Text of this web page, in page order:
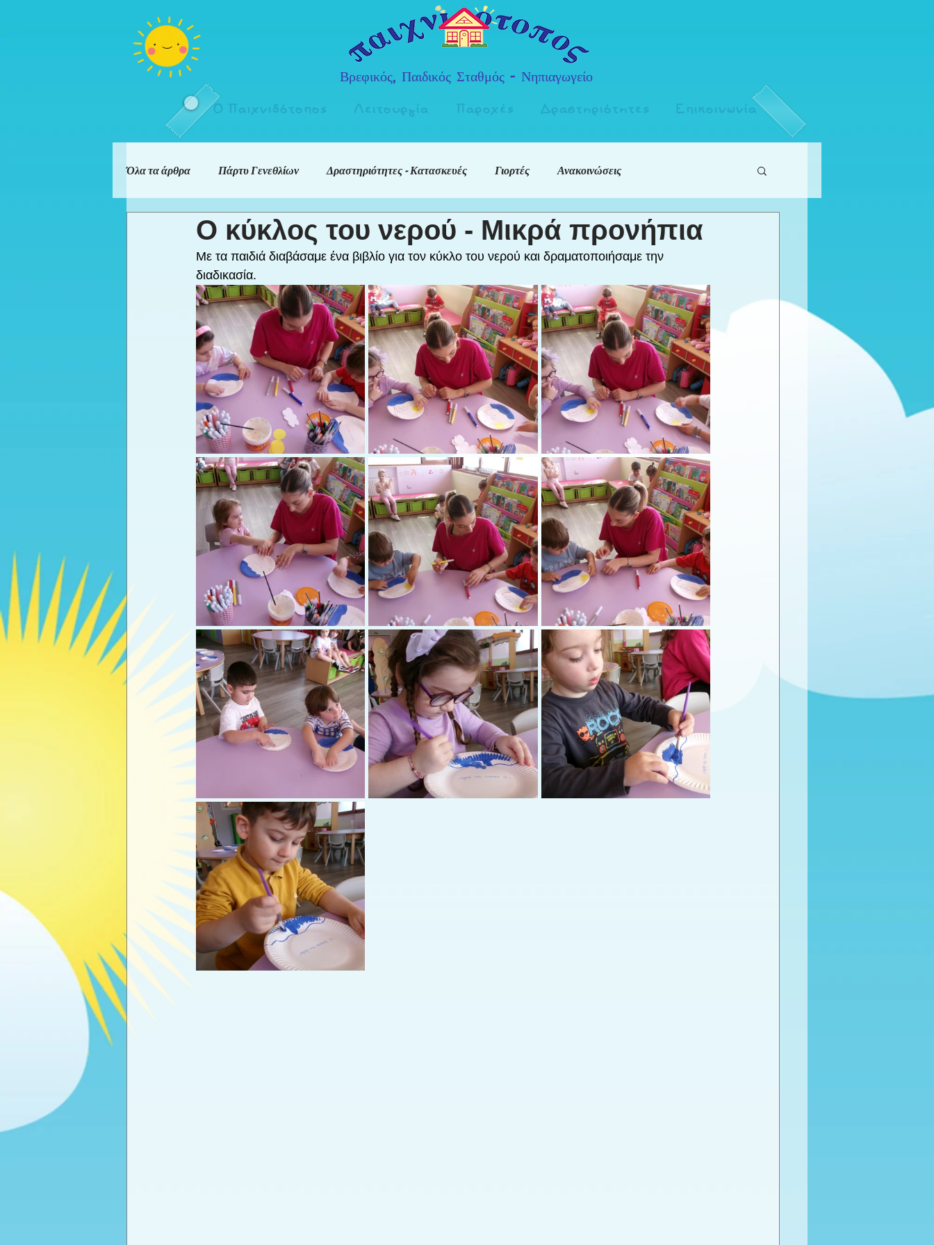
Βρεφικός, Παιδικός Σταθμός - Νηπιαγωγείο
Ο Παιχνιδότοπος Λειτουργία Παροχές Δραστηριότητες Επικοινωνία
Όλα τα άρθρα Πάρτυ Γενεθλίων Δραστηριότητες - Κατασκευές Γιορτές Ανακοινώσεις
Ο κύκλος του νερού - Μικρά προνήπια
Με τα παιδιά διαβάσαμε ένα βιβλίο για τον κύκλο του νερού και δραματοποιήσαμε την
διαδικασία.